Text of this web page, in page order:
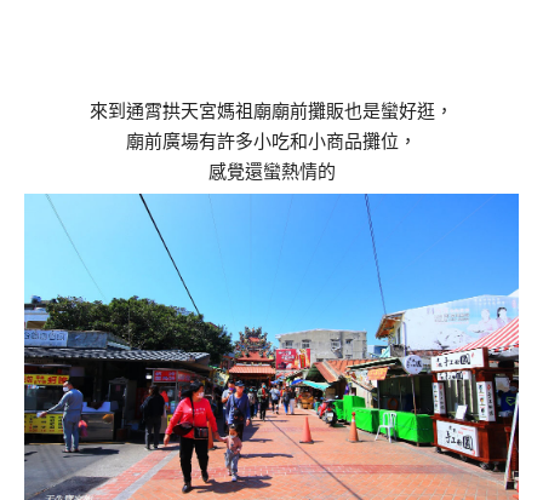
來到通霄拱天宮媽祖廟廟前攤販也是蠻好逛，
廟前廣場有許多小吃和小商品攤位，
感覺還蠻熱情的